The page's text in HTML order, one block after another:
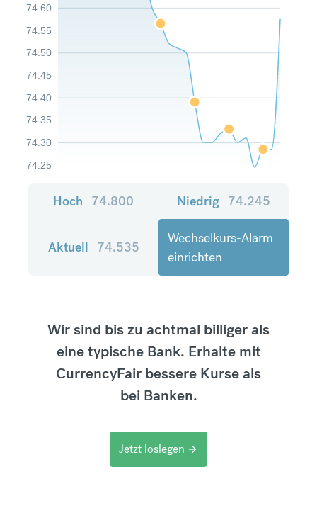
74.25
74.30
74.35
74.40
74.45
74.50
74.55
74.60
Hoch 74.800 Niedrig 74.245
Aktuell 74.535
Wechselkurs-Alarm
einrichten
Wir sind bis zu achtmal billiger als
eine typische Bank. Erhalte mit
CurrencyFair bessere Kurse als
bei Banken.
Jetzt loslegen arrow_forward